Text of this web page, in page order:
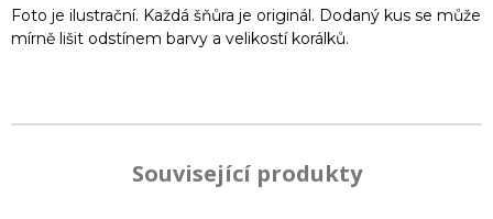
Foto je ilustrační. Každá šňůra je originál. Dodaný kus se může
mírně lišit odstínem barvy a velikostí korálků.
Související produkty